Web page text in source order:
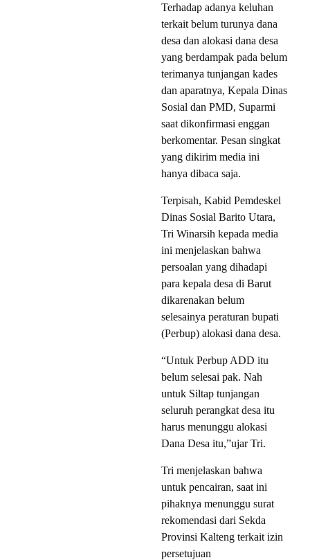
Terhadap adanya keluhan
terkait belum turunya dana
desa dan alokasi dana desa
yang berdampak pada belum
terimanya tunjangan kades
dan aparatnya, Kepala Dinas
Sosial dan PMD, Suparmi
saat dikonfirmasi enggan
berkomentar. Pesan singkat
yang dikirim media ini
hanya dibaca saja.
Terpisah, Kabid Pemdeskel
Dinas Sosial Barito Utara,
Tri Winarsih kepada media
ini menjelaskan bahwa
persoalan yang dihadapi
para kepala desa di Barut
dikarenakan belum
selesainya peraturan bupati
(Perbup) alokasi dana desa.
“Untuk Perbup ADD itu
belum selesai pak. Nah
untuk Siltap tunjangan
seluruh perangkat desa itu
harus menunggu alokasi
Dana Desa itu,”ujar Tri.
Tri menjelaskan bahwa
untuk pencairan, saat ini
pihaknya menunggu surat
rekomendasi dari Sekda
Provinsi Kalteng terkait izin
persetujuan